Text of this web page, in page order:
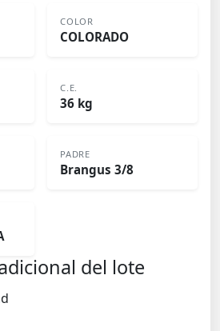
COLOR
COLORADO
C.E.
36 kg
PADRE
Brangus 3/8
del lote